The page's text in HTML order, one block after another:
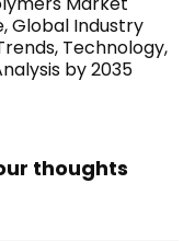
Global Industry
Technology,
by 2035
thoughts